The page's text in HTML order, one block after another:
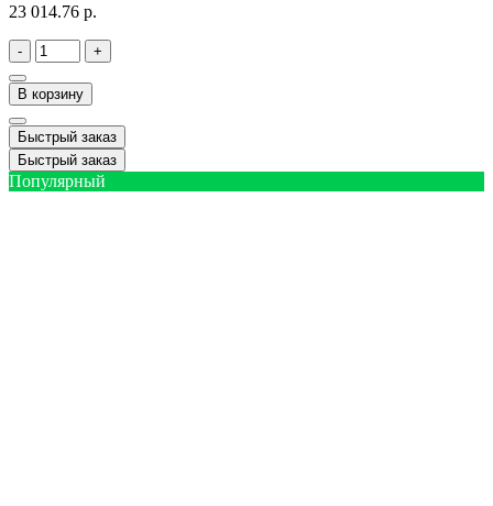
23 014.76 р.
- +
В корзину
Быстрый заказ
Быстрый заказ
Популярный